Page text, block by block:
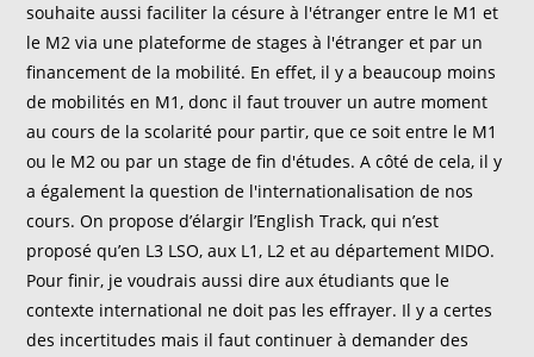
souhaite aussi faciliter la césure à l'étranger entre le M1 et
le M2 via une plateforme de stages à l'étranger et par un
financement de la mobilité. En effet, il y a beaucoup moins
de mobilités en M1, donc il faut trouver un autre moment
au cours de la scolarité pour partir, que ce soit entre le M1
ou le M2 ou par un stage de fin d'études. A côté de cela, il y
a également la question de l'internationalisation de nos
cours. On propose d’élargir l’English Track, qui n’est
proposé qu’en L3 LSO, aux L1, L2 et au département MIDO.
Pour finir, je voudrais aussi dire aux étudiants que le
contexte international ne doit pas les effrayer. Il y a certes
des incertitudes mais il faut continuer à demander des